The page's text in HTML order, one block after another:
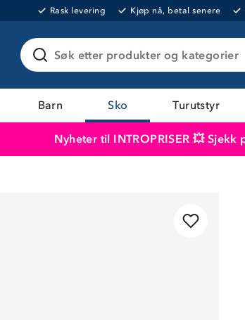
Rask levering Kjøp nå, betal senere
Søk etter produkter og kategorier
Barn Sko Turutstyr
Nyheter til INTROPRISER 💥 Sjekk